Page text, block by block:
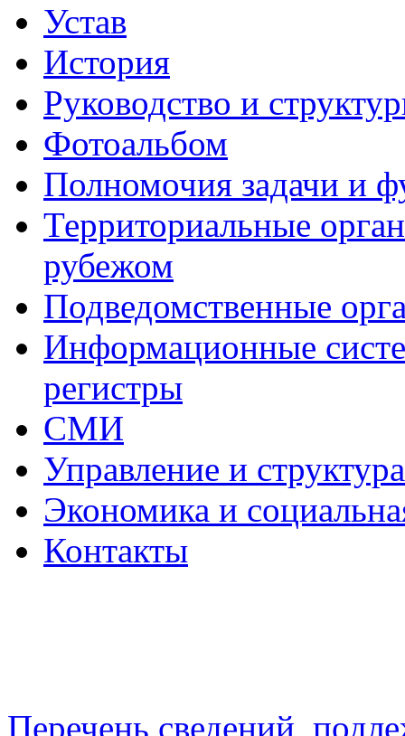
Устав
История
Руководство и
Фотоальбом
Полномочия задачи и
Территориальные
рубежом
Подведомственные
Информационные
регистры
СМИ
Управление и
Экономика и
Контакты
Перечень сведений,